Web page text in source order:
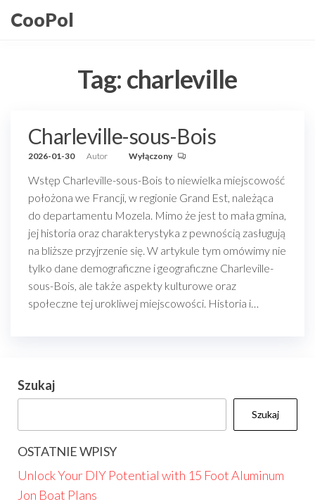
doCooPol
Tag: charleville
Charleville-sous-Bois
2026-01-30 Autor Wyłączony
Wstęp Charleville-sous-Bois to niewielka miejscowość
położona we Francji, w regionie Grand Est, należąca
do departamentu Mozela. Mimo że jest to mała gmina,
jej historia oraz charakterystyka z pewnością zasługują
na bliższe przyjrzenie się. W artykule tym omówimy nie
tylko dane demograficzne i geograficzne Charleville-
sous-Bois, ale także aspekty kulturowe oraz
społeczne tej urokliwej miejscowości. Historia i…
Szukaj
Szukaj
OSTATNIE WPISY
Unlock Your DIY Potential with 15 Foot Aluminum
Jon Boat Plans